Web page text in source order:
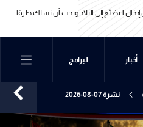
البضائع إلى البلاد ويجب أن نسلك طرقا
البضائع إلى البلاد ويجب أن نسلك طرقا
أخبار البرامج
نشرة 07-08-2026